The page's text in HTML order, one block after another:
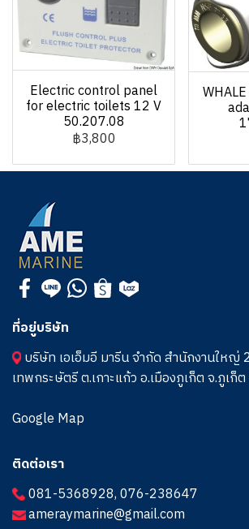
Electric control panel
for electric toilets 12 V
50.207.08
฿3,800
ที่อยู่บริษัท
บริษัท เอเอ็มอี มารีน จำกัด สำนักงานให
เทพกระษัตรี ต.เกาะแก้ว อ.เมืองภูเก็ต จ.ภูเก็
Google Map
ติดต่อเรา
081-5368928,076-238647
ameraymarine@gmail.com